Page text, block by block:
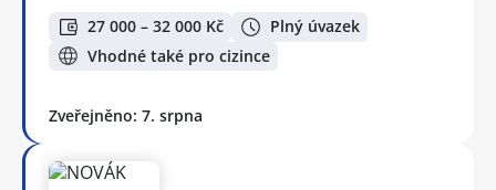
27 000 – 32 000 Kč
Plný úvazek
Vhodné také pro cizince
Zveřejněno: 7. srpna